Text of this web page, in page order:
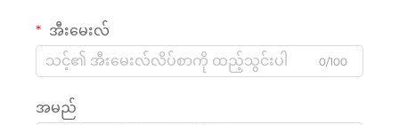
အီးမေးလ်
0/100
အမည်